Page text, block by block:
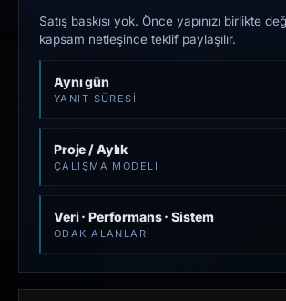
Satış baskısı yok. Önce yapınızı birlikte
kapsam netleşince teklif paylaşılır.
Aynı gün
YANIT SÜRESI
Proje / Aylık
ÇALIŞMA MODELI
Veri · Performans · Sistem
ODAK ALANLARI